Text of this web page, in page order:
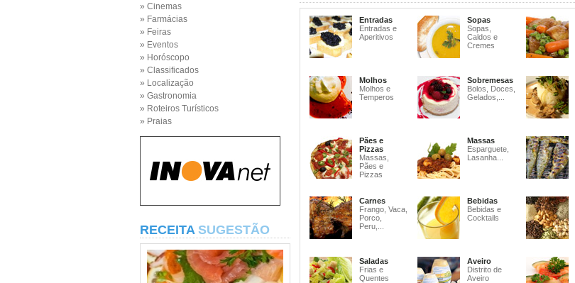
» Cinemas
» Farmácias
» Feiras
» Eventos
» Horóscopo
» Classificados
» Localização
» Gastronomia
» Roteiros Turísticos
» Praias
RECEITA SUGESTÃO
Entradas
Entradas e
Aperitivos
Sopas
Sopas,
Caldos e
Cremes
Molhos
Molhos e
Temperos
Sobremesas
Bolos, Doces,
Gelados,...
Pães e
Pizzas
Massas,
Pães e
Pizzas
Massas
Esparguete,
Lasanha...
Carnes
Frango, Vaca,
Porco,
Peru,...
Bebidas
Bebidas e
Cocktails
Saladas
Frias e
Quentes
Aveiro
Distrito de
Aveiro